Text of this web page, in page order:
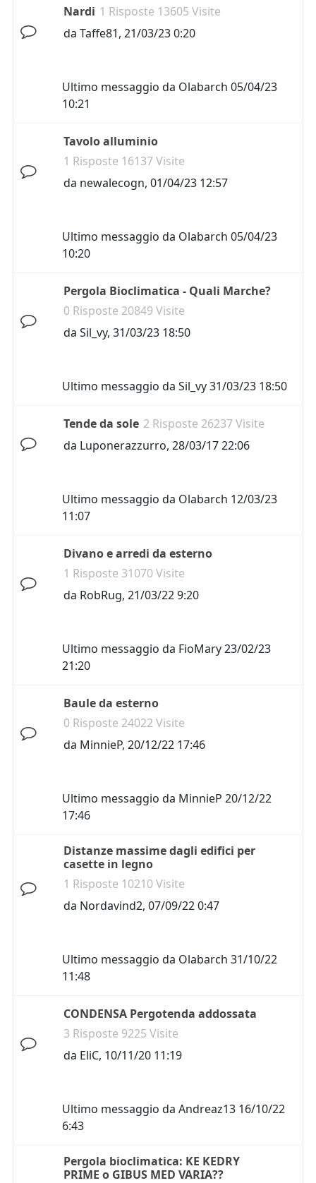
Nardi 1 Risposte 13605 Visite
da Taffe81, 21/03/23 0:20
Ultimo messaggio da Olabarch 05/04/23
10:21
Tavolo alluminio
1 Risposte 16137 Visite
da newalecogn, 01/04/23 12:57
Ultimo messaggio da Olabarch 05/04/23
10:20
Pergola Bioclimatica - Quali Marche?
0 Risposte 20849 Visite
da Sil_vy, 31/03/23 18:50
Ultimo messaggio da Sil_vy31/03/23 18:50
Tende da sole 2 Risposte 26237 Visite
da Luponerazzurro, 28/03/17 22:06
Ultimo messaggio da Olabarch 12/03/23
11:07
Divano e arredi da esterno
1 Risposte 31070 Visite
da RobRug, 21/03/22 9:20
Ultimo messaggio da FioMary23/02/23
21:20
Baule da esterno
0 Risposte 24022 Visite
da MinnieP, 20/12/22 17:46
Ultimo messaggio da MinnieP 20/12/22
17:46
Distanze massime dagli edifici per
casette in legno
1 Risposte 10210 Visite
da Nordavind2, 07/09/22 0:47
Ultimo messaggio da Olabarch 31/10/22
11:48
CONDENSA Pergotenda addossata
3 Risposte 9225 Visite
da EliC, 10/11/20 11:19
Ultimo messaggio da Andreaz13 16/10/22
6:43
Pergola bioclimatica: KE KEDRY
PRIME o GIBUS MED VARIA??